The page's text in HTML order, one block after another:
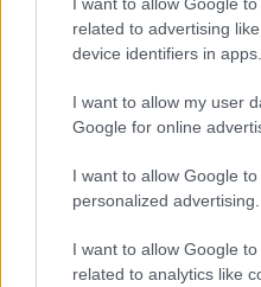
related to advertising
device identifiers in apps.
I want to allow my user
Google for online
I want to allow Google
personalized advertising.
I want to allow Google
related to analytics like
Μόναχο: Ισόβια
για τη φονική